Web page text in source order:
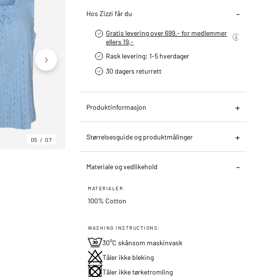
05 07 06
Hos Zizzi får du
Gratis levering over 699.- for medlemmer
ellers 19,-
Rask levering: 1-5 hverdager
30 dagers returrett
Produktinformasjon
Størrelsesguide og produktmålinger
Materiale og vedlikehold
MATERIALER:
100% Cotton
WASHING INSTRUCTIONS:
30°C skånsom maskinvask
Tåler ikke bleking
Tåler ikke tørketromling